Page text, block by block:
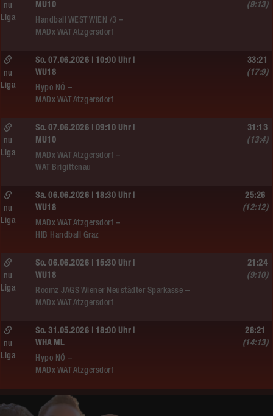
MU10
Handball WEST WIEN /3 –
MADx WAT Atzgersdorf
nu
Liga
(9:13)
So. 07.06.2026 | 10:00 Uhr |
WU18
Hypo NÖ –
MADx WAT Atzgersdorf
nu
Liga
33:21
(17:9)
So. 07.06.2026 | 09:10 Uhr |
MU10
MADx WAT Atzgersdorf –
WAT Brigittenau
nu
Liga
31:13
(13:4)
Sa. 06.06.2026 | 18:30 Uhr |
WU18
MADx WAT Atzgersdorf –
HIB Handball Graz
nu
Liga
25:26
(12:12)
So. 06.06.2026 | 15:30 Uhr |
WU18
Roomz JAGS Wiener Neustädter Sparkasse –
MADx WAT Atzgersdorf
nu
Liga
21:24
(9:10)
So. 31.05.2026 | 18:00 Uhr |
WHA ML
Hypo NÖ –
MADx WAT Atzgersdorf
nu
Liga
28:21
(14:13)